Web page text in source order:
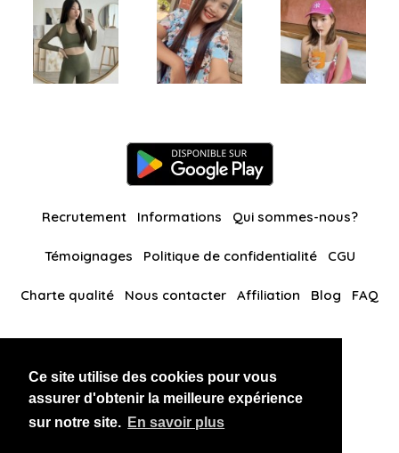
Ce site utilise des cookies pour vous
assurer d'obtenir la meilleure expérience
sur notre site. En savoir plus
Recrutement Informations Qui sommes-nous?
Témoignages Politique de confidentialité CGU
Charte qualité Nous contacter Affiliation Blog FAQ
BlackAndBeauties RussianKisses